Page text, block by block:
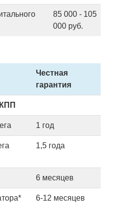
85 000 - 105
000 руб.
Честная
гарантия
1 год
1,5 года
6 месяцев
6-12 месяцев